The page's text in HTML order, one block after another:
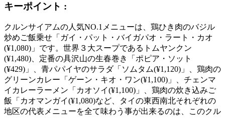
キーポイント :
クルンサイアムの人気NO.1メニューは、鶏ひき肉のバジル
炒めご飯乗せ「ガイ・パット・バイガパオ・ラート・カオ
(¥1,080)」です。世界３大スープであるトムヤンクン
(¥1,480)、定番の具沢山の生春巻き「ポピア・ソット
(¥429)」、青パパイヤのサラダ「ソムタム(¥1,120)」、鶏肉の
グリーンカレー「ゲーン・キオ・ワン(¥1,100)」、チェンマ
イカレーラーメン「カオソイ(¥1,100)」、鶏肉の炊き込みご
飯「カオマンガイ(¥1,080)など、タイの東西南北それぞれの
地区の代表メニューを全て味わう事が出来るのは、このクル